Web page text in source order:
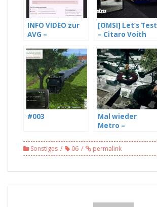
INFO VIDEO zur
AVG –
Verkehrsgesellsc
haft
[OMSI] Let’s Test
– Citaro Voith
Morphi (2/2)
#003
Mal wieder
Metro –
Sonstiges 06 permalink